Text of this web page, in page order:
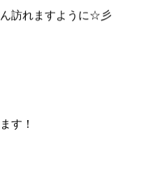
訪れますように☆彡
す！